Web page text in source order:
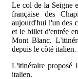
Le col de la Seigne
française des
aujourd'hui l'un des
et le billet d'entrée
Mont Blanc.
depuis le côté italien.
L'itinéraire proposé
italien.